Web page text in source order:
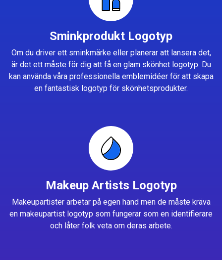
Sminkprodukt Logotyp
Om du driver ett sminkmärke eller planerar att lansera det,
är det ett måste för dig att få en glam skönhet logotyp. Du
kan använda våra professionella emblemidéer för att skapa
en fantastisk logotyp för skönhetsprodukter.
Makeup Artists Logotyp
Makeupartister arbetar på egen hand men de måste kräva
en makeupartist logotyp som fungerar som en identifierare
och låter folk veta om deras arbete.